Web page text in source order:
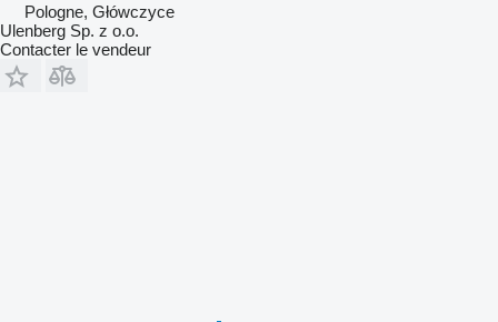
Pologne, Główczyce
Ulenberg Sp. z o.o.
Contacter le vendeur